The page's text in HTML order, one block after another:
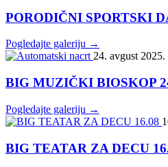
PORODIČNI SPORTSKI
Pogledajte galeriju →
24. avgust 2025.
BIG MUZIČKI BIOSKOP
Pogledajte galeriju →
BIG TEATAR ZA DECU